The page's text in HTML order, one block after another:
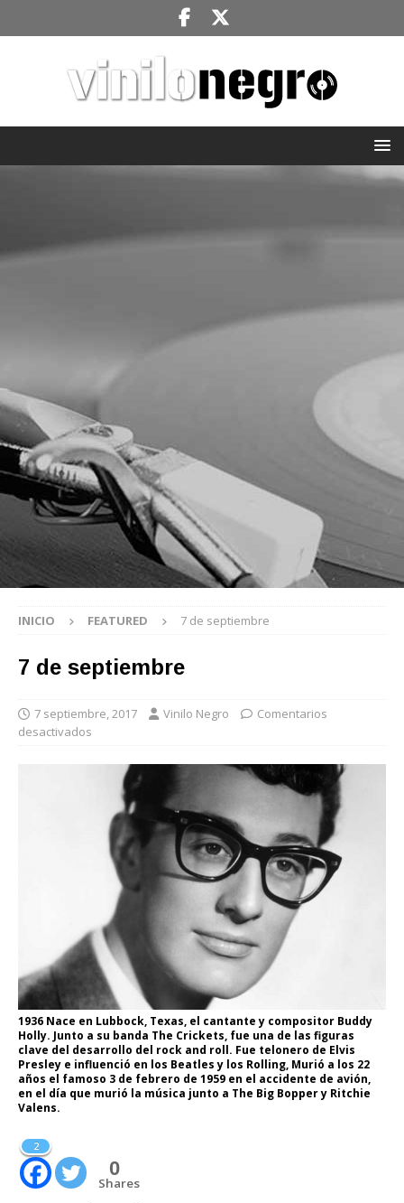
INICIO FEATURED 7 de septiembre
7 de septiembre
7 septiembre, 2017 Vinilo Negro
Comentarios
desactivados
1936 Nace en Lubbock, Texas, el cantante y compositor Buddy
Holly. Junto a su banda The Crickets, fue una de las figuras
clave del desarrollo del rock and roll. Fue telonero de Elvis
Presley e influenció en los Beatles y los Rolling, Murió a los 22
años el famoso 3 de febrero de 1959 en el accidente de avión,
en el día que murió la música junto a The Big Bopper y Ritchie
Valens.
2
0
Shares